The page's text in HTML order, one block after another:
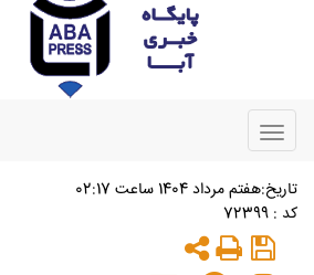
Toggle
navigation
تاريخ:هفتم مرداد 1404 ساعت 02:17
کد : 72399